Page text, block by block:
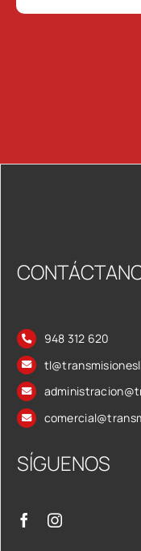
948 312 620
SÍGUENOS